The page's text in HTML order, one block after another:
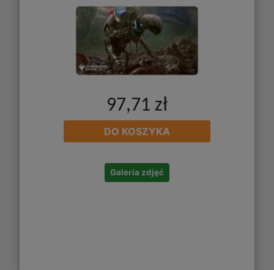
97,71 zł
DO KOSZYKA
Galeria zdjęć